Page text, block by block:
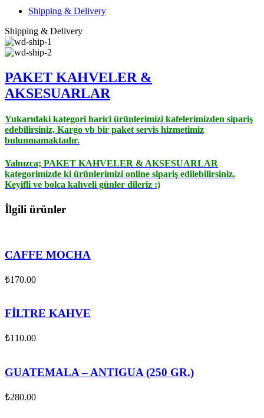
Shipping & Delivery
Shipping & Delivery
PAKET KAHVELER &
AKSESUARLAR
Yukarıdaki kategori harici ürünlerimizi kafelerimizden sipariş
edebilirsiniz, Kargo vb bir paket servis hizmetimiz
bulunmamaktadır.
Yalnızca; PAKET KAHVELER & AKSESUARLAR
kategorimizde ki ürünlerimizi online sipariş edilebilirsiniz.
Keyifli ve bolca kahveli günler dileriz :)
İlgili ürünler
CAFFE MOCHA
₺170.00
FİLTRE KAHVE
₺110.00
GUATEMALA – ANTIGUA (250 GR.)
₺280.00